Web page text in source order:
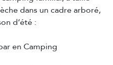
dans un cadre arboré,
d’été :
en Camping